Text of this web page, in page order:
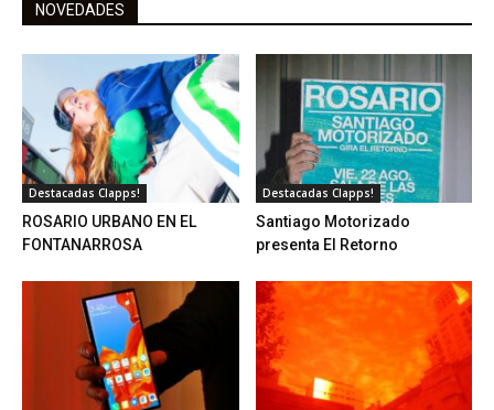
NOVEDADES
Destacadas Clapps!
ROSARIO URBANO EN EL
FONTANARROSA
Destacadas Clapps!
Santiago Motorizado
presenta El Retorno